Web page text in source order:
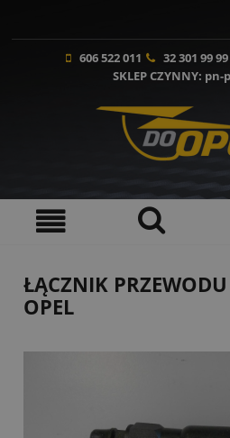
606 522 011 32 301 99 99
SKLEP CZYNNY: pn-
ŁĄCZNIK PRZEWODU
OPEL